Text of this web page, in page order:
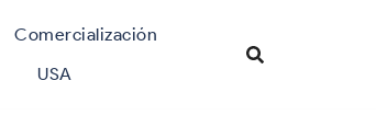
Comercialización
USA